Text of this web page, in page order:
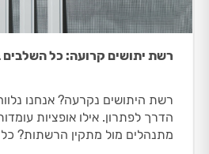
רשת יתושים קרועה: כל השלבים
רשת היתושים נקרעה? אנחנו
הדרך לפתרון. אילו אופציות
מתנהלים מול מתקין הרשתות?